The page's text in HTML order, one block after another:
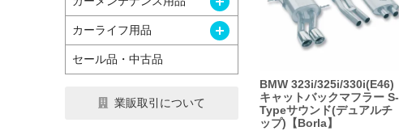
カーライフ用品
セール品・中古品
業販取引について
BMW 323i/325i/330i(E46)
キャットバックマフラー S-
Typeサウンド(デュアルチ
ップ)【Borla】